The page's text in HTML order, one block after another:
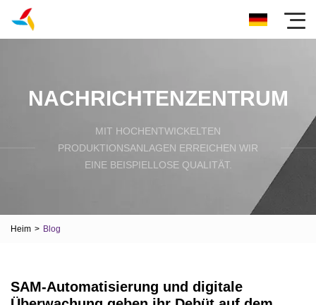
NACHRICHTENZENTRUM
MIT HOCHENTWICKELTEN
PRODUKTIONSANLAGEN ERREICHEN WIR
EINE BEISPIELLOSE QUALITÄT.
Heim > Blog
SAM-Automatisierung und digitale